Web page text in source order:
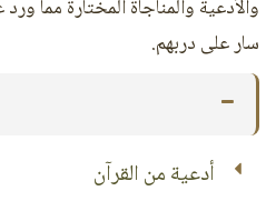
والأدعية والمناجاة المختارة مما
سار على دربهم.
أدعية من القرآن